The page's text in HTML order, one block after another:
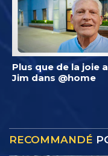
Plus que de la joie
Jim dans @home
RECOMMANDÉ